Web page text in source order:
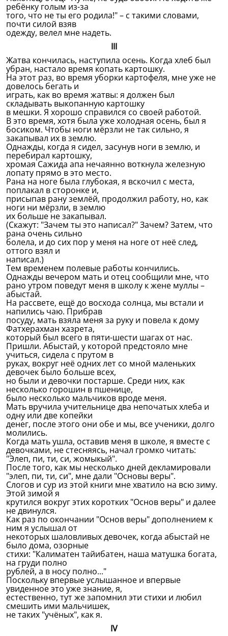
ребёнку голым из-за
того, что не ты его родила!" – с такими словами,
почти силой взяв
одежду, велел мне надеть.
III
Жатва кончилась, наступила осень. Когда хлеб был
убран, настало время копать картошку.
На этот раз, во время уборки картофеля, мне уже не
довелось бегать и
играть, как во время жатвы: я должен был
складывать выкопанную картошку
в мешки. Я хорошо справился со своей работой.
В это время, хотя была уже холодная осень, был я
босиком. Чтобы ноги мёрзли не так сильно, я
закапывал их в землю.
Однажды, когда я сидел, засунув ноги в землю, и
перебирал картошку,
хромая Сажида апа нечаянно воткнула железную
лопату прямо в это место.
Рана на ноге была глубокая, я вскочил с места,
поплакал в сторонке и,
присыпав рану землёй, продолжил работу, но, как
ноги ни мёрзли, в землю
их больше не закапывал.
(Скажут: "Зачем ты это написал?" Зачем? Затем, что
рана очень сильно
болела, и до сих пор у меня на ноге от неё след,
оттого взял и
написал.)
Тем временем полевые работы кончились.
Однажды вечером мать и отец сообщили мне, что
рано утром поведут меня в школу к жене муллы –
абыстай.
На рассвете, ещё до восхода солнца, мы встали и
напились чаю. Прибрав
посуду, мать взяла меня за руку и повела к дому
Фатхерахман хазрета,
который был всего в пяти-шести шагах от нас.
Пришли. Абыстай, у которой предстояло мне
учиться, сидела с прутом в
руках, вокруг неё одних лет со мной маленьких
девочек было больше всех,
но были и девочки постарше. Среди них, как
несколько горошин в пшенице,
было несколько мальчиков вроде меня.
Мать вручила учительнице два непочатых хлеба и
одну или две копейки
денег, после этого они обе и мы, все ученики, долго
молились.
Когда мать ушла, оставив меня в школе, я вместе с
девочками, не стесняясь, начал громко читать:
"Элеп, пи, ти, си, жомыкый".
После того, как мы несколько дней декламировали
"элеп, пи, ти, си", мне дали "Основы веры".
Слогов и сур из этой книги мне хватило на всю зиму.
Этой зимой я
крутился вокруг этих коротких "Основ веры" и далее
не двинулся.
Как раз по окончании "Основ веры" дополнением к
ним я услышал от
некоторых шаловливых девочек, когда абыстай не
было дома, озорные
стихи: "Калиматен тайибатен, наша матушка богата,
на груди полно
рублей, а в носу полно..."
Поскольку впервые услышанное и впервые
увиденное это уже знание, я,
естественно, тут же запомнил эти стихи и любил
смешить ими мальчишек,
не таких "учёных", как я.
IV